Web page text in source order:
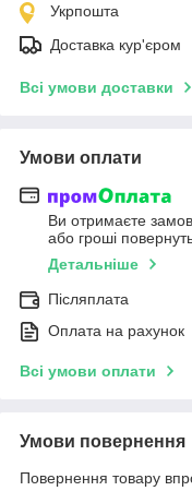
Укрпошта
Доставка кур'єром
Всі умови доставки
Умови оплати
Ви отримаєте
або гроші
Детальніше
Післяплата
Оплата на рахунок
Всі умови оплати
Умови повернення
Повернення товару